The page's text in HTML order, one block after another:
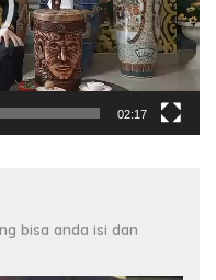
02:17
bisa anda isi dan